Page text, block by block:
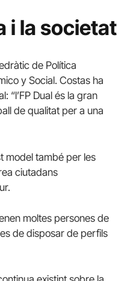
i la societat
de Política
y Social. Costas ha
“l’FP Dual és la gran
de qualitat per a una
model també per les
ciutadans
moltes persones de
de disposar de perfils